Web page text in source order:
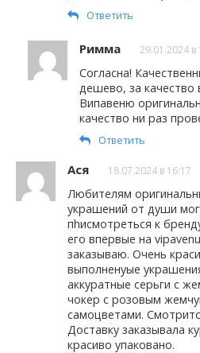
Ответить
Римма 29.01.2024 в
Согласна!
дешево, за качество
Випавеню
качество ни раз
Ответить
Ася 18.07.2024 в 16:17
Любителям
украшений от души
пhисмотреться к
его впервые на
заказываю. Очень
выполненyые
аккуратные серьги с
чокер с розовым
самоцветами.
Доставку заказывала
красиво упаковано.